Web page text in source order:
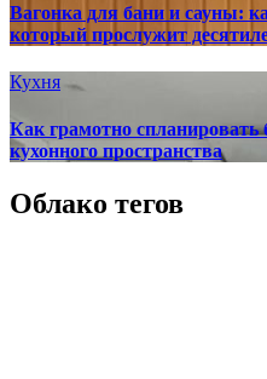
Вагонка для бани и сауны:
который прослужит
Кухня
Как грамотно спланировать
кухонного пространства
Облако тегов